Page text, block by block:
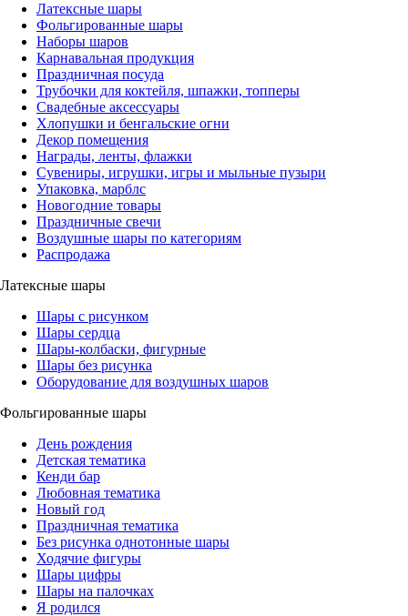
Латексные шары
Фольгированные шары
Наборы шаров
Карнавальная продукция
Праздничная посуда
Трубочки для коктейля, шпажки, топперы
Свадебные аксессуары
Хлопушки и бенгальские огни
Декор помещения
Награды, ленты, флажки
Сувениры, игрушки, игры и мыльные пузыри
Упаковка, марблс
Новогодние товары
Праздничные свечи
Воздушные шары по категориям
Распродажа
Латексные шары
Шары с рисунком
Шары сердца
Шары-колбаски, фигурные
Шары без рисунка
Оборудование для воздушных шаров
Фольгированные шары
День рождения
Детская тематика
Кенди бар
Любовная тематика
Новый год
Праздничная тематика
Без рисунка однотонные шары
Ходячие фигуры
Шары цифры
Шары на палочках
Я родился